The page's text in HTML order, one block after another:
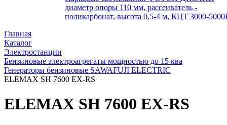
диаметр опоры 110 мм, рассеиватель -
поликарбонат, высота 0,5-4 м, КЦТ 3000-
Главная
Каталог
Электростанции
Бензиновые электроагрегаты мощностью до 15 ква
Генераторы бензиновые SAWAFUJI ELECTRIC
ELEMAX SH 7600 EX-RS
ELEMAX SH 7600 EX-RS